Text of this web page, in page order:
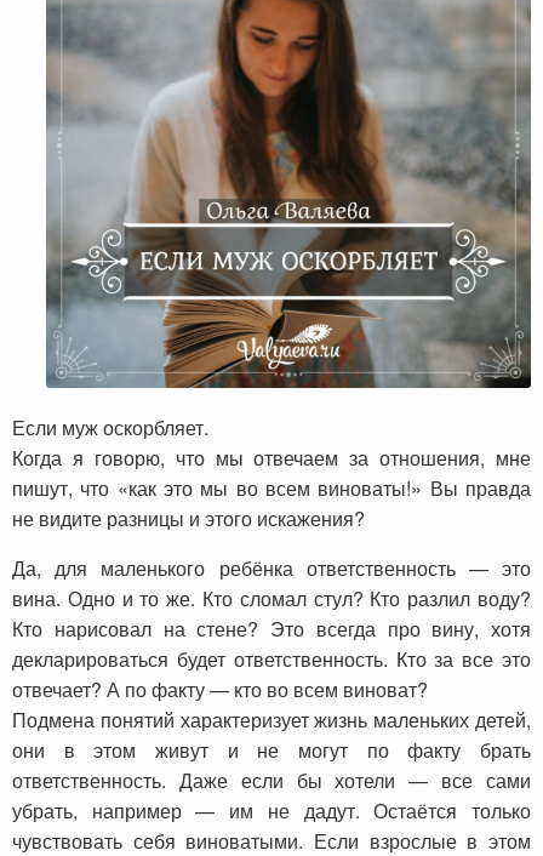
Если муж оскорбляет.
Когда я говорю, что мы отвечаем за отношения, мне
пишут, что «как это мы во всем виноваты!» Вы правда
не видите разницы и этого искажения?
Да, для маленького ребёнка ответственность — это
вина. Одно и то же. Кто сломал стул? Кто разлил воду?
Кто нарисовал на стене? Это всегда про вину, хотя
декларироваться будет ответственность. Кто за все это
отвечает? А по факту — кто во всем виноват?
Подмена понятий характеризует жизнь маленьких детей,
они в этом живут и не могут по факту брать
ответственность. Даже если бы хотели — все сами
убрать, например — им не дадут. Остаётся только
чувствовать себя виноватыми. Если взрослые в этом